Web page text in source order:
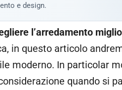
e design.
l’arredamento
in questo articolo
moderno. In particolar
quando si